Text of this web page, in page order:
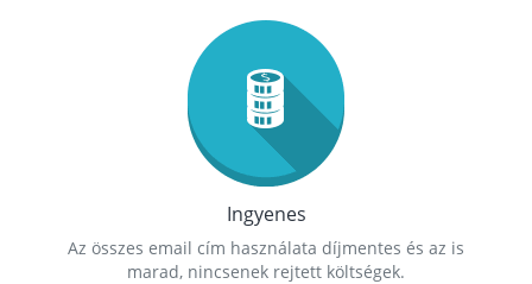
Ingyenes
Az összes email cím használata díjmentes és az is
marad, nincsenek rejtett költségek.